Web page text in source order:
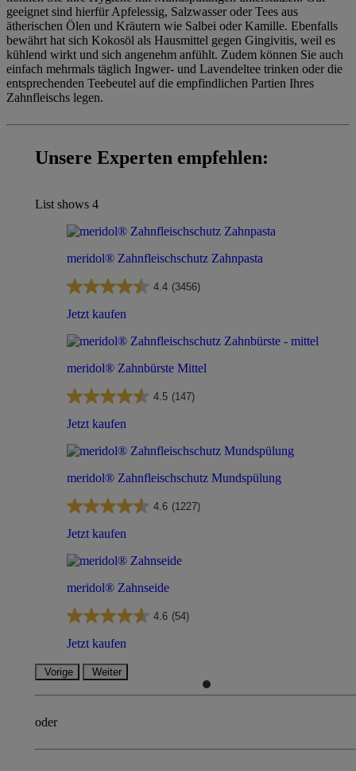
geeignet sind hierfür Apfelessig, Salzwasser oder Tees aus
ätherischen Ölen und Kräutern wie Salbei oder Kamille. Ebenfalls
bewährt hat sich Kokosöl als Hausmittel gegen Gingivitis, weil es
kühlend wirkt und sich angenehm anfühlt. Zudem können Sie auch
einfach mehrmals täglich Ingwer- und Lavendeltee trinken oder die
entsprechenden Teebeutel auf die empfindlichen Partien Ihres
Zahnfleischs legen.
Unsere Experten empfehlen:
List shows 4
meridol® Zahnfleischschutz Zahnpasta
4.4 (3456)
Jetzt kaufen
meridol® Zahnbürste Mittel
4.5 (147)
Jetzt kaufen
meridol® Zahnfleischschutz Mundspülung
4.6 (1227)
Jetzt kaufen
meridol® Zahnseide
4.6 (54)
Jetzt kaufen
Vorige Weiter
oder